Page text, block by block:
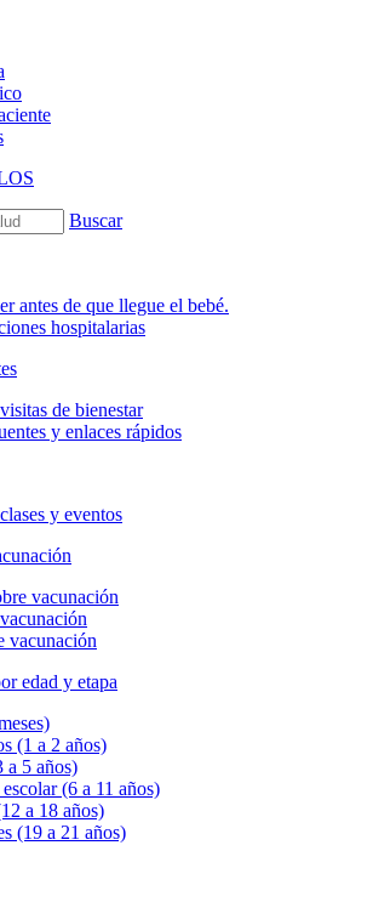
Buscar
antes de que llegue el bebé.
hospitalarias
de bienestar
y enlaces rápidos
y eventos
vacunación
vacunación
edad y etapa
(1 a 2 años)
a 5 años)
(6 a 11 años)
a 18 años)
(19 a 21 años)